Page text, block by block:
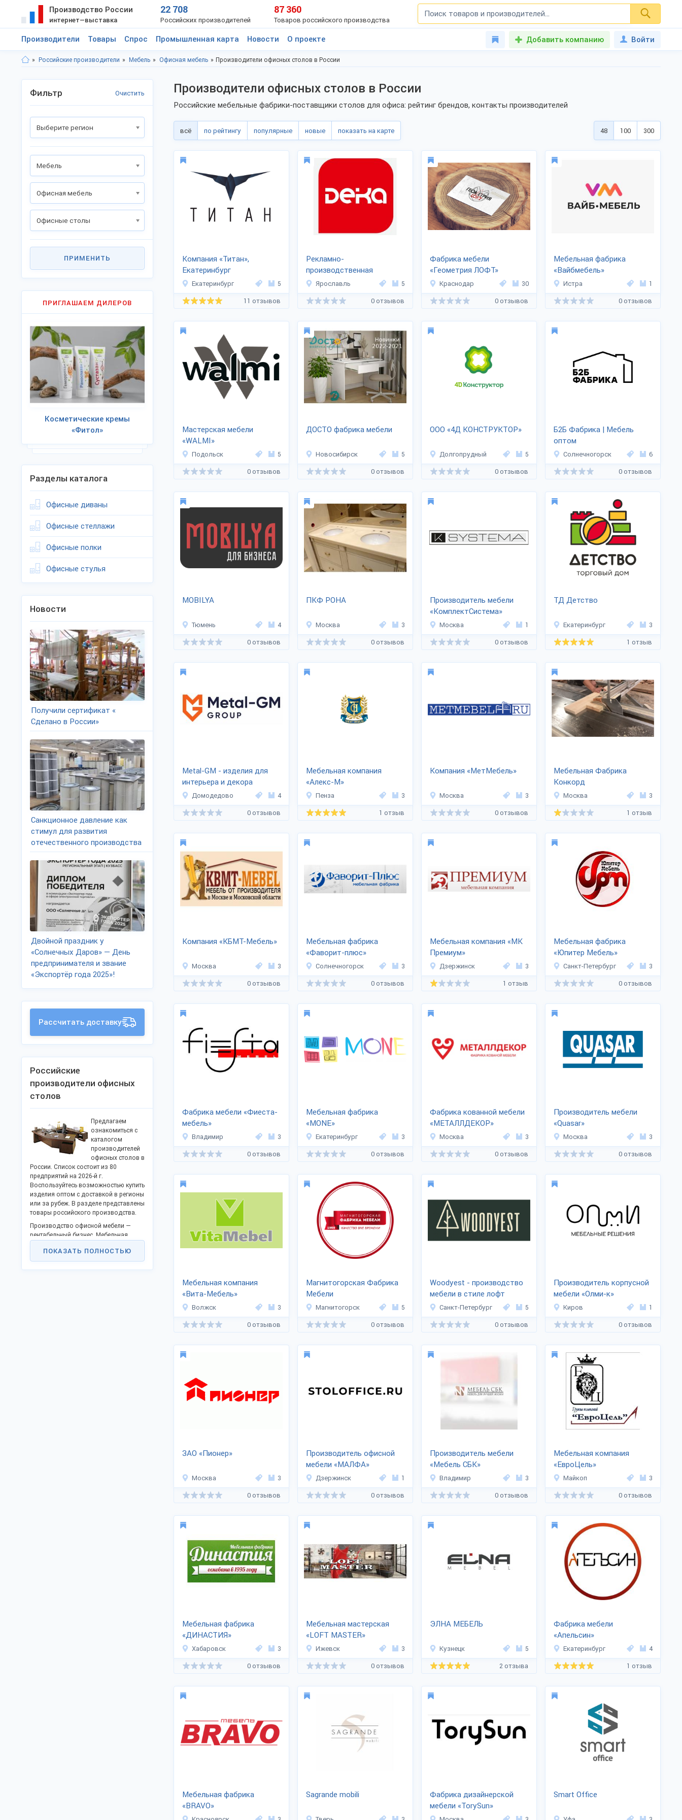
Производство России
интернет—выставка
22 708
Российских производителей
87 360
Товаров российского производства
Производители Товары Спрос Промышленная карта Новости О проекте Добавить компанию Войти
Российские производители Мебель Офисная мебель Производители офисных столов в России
Производители офисных столов в России
Российские мебельные фабрики-поставщики столов для офиса: рейтинг брендов, контакты производителей
всё по рейтингу популярные новые показать на карте 48 100 300
Компания «Титан»,
Екатеринбург
Екатеринбург 5
11 отзывов
Рекламно-
производственная
компания «Дека»
Ярославль 5
0 отзывов
Фабрика мебели
«Геометрия ЛОФТ»
Краснодар 30
0 отзывов
Мебельная фабрика
«Вайбмебель»
Истра 1
0 отзывов
Мастерская мебели
«WALMI»
Подольск 5
0 отзывов
ДОСТО фабрика мебели
Новосибирск 5
0 отзывов
ООО «4Д КОНСТРУКТОР»
Долгопрудный 5
0 отзывов
Б2Б Фабрика | Мебель
оптом
Солнечногорск 6
0 отзывов
MOBILYA
Тюмень 4
0 отзывов
ПКФ РОНА
Москва 3
0 отзывов
Производитель мебели
«КомплектСистема»
Москва 1
0 отзывов
ТД Детство
Екатеринбург 3
1 отзыв
Metal-GM - изделия для
интерьера и декора
Домодедово 4
0 отзывов
Мебельная компания
«Алекс-М»
Пенза 3
1 отзыв
Компания «МетМебель»
Москва 3
0 отзывов
Мебельная Фабрика
Конкорд
Москва 3
1 отзыв
Компания «КБМТ-Мебель»
Москва 3
0 отзывов
Мебельная фабрика
«Фаворит-плюс»
Солнечногорск 3
0 отзывов
Мебельная компания «МК
Премиум»
Дзержинск 3
1 отзыв
Мебельная фабрика
«Юпитер Мебель»
Санкт-Петербург 3
0 отзывов
Фабрика мебели «Фиеста-
мебель»
Владимир 3
0 отзывов
Мебельная фабрика
«MONE»
Екатеринбург 3
0 отзывов
Фабрика кованной мебели
«МЕТАЛЛДЕКОР»
Москва 3
0 отзывов
Производитель мебели
«Quasar»
Москва 3
0 отзывов
Мебельная компания
«Вита-Мебель»
Волжск 3
0 отзывов
Магнитогорская Фабрика
Мебели
Магнитогорск 5
0 отзывов
Woodyest - производство
мебели в стиле лофт
Санкт-Петербург 5
0 отзывов
Производитель корпусной
мебели «Олми-к»
Киров 1
0 отзывов
ЗАО «Пионер»
Москва 3
0 отзывов
Производитель офисной
мебели «МАЛФА»
Дзержинск 1
0 отзывов
Производитель мебели
«Мебель СБК»
Владимир 3
0 отзывов
Мебельная компания
«ЕвроЦель»
Майкоп 3
0 отзывов
Мебельная фабрика
«ДИНАСТИЯ»
Хабаровск 3
0 отзывов
Мебельная мастерская
«LOFT MASTER»
Ижевск 3
0 отзывов
ЭЛНА МЕБЕЛЬ
Кузнецк 5
2 отзыва
Фабрика мебели
«Апельсин»
Екатеринбург 4
1 отзыв
Мебельная фабрика
«BRAVO»
Sagrande mobili
Фабрика дизайнерской
мебели «TorySun»
Smart Office
Фильтр Очистить
Выберите регион
Мебель
Офисная мебель
Офисные столы
ПРИМЕНИТЬ
ПРИГЛАШАЕМ ДИЛЕРОВ
Косметические кремы
«Фитол»
Разделы каталога
Офисные диваны
Офисные стеллажи
Офисные полки
Офисные стулья
Новости
Получили сертификат «
Сделано в России»
Санкционное давление как
стимул для развития
отечественного производства
Двойной праздник у
«Солнечных Даров» — День
предпринимателя и звание
«Экспортёр года 2025»!
Рассчитать доставку
Российские
производители офисных
столов
Предлагаем
ознакомиться с
каталогом
производителей
офисных столов в
России. Список состоит из 80
предприятий на 2026-й г.
Воспользуйтесь возможностью купить
изделия оптом с доставкой в регионы
или за рубеж. В разделе представлены
товары российского производства.
Производство офисной мебели —
рентабельный бизнес. Мебельная
Компании устанавливают
автоматические линии, новые станки и
оборудование. Осваиваются
ПОКАЗАТЬ ПОЛНОСТЬЮ